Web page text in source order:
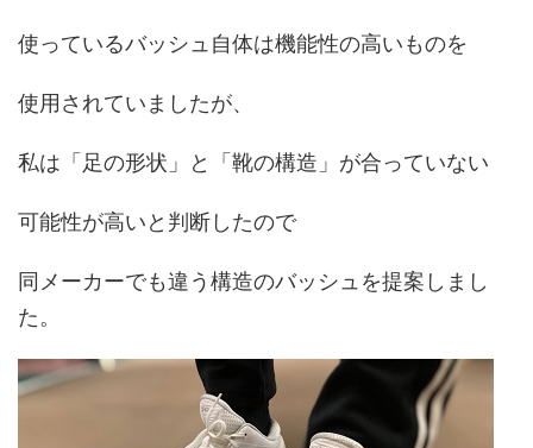
使っているバッシュ自体は機能性の高いものを
使用されていましたが、
私は「足の形状」と「靴の構造」が合っていない
可能性が高いと判断したので
同メーカーでも違う構造のバッシュを提案しまし
た。